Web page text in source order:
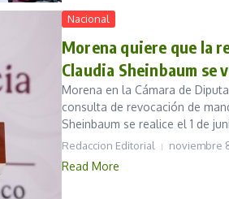
Nacional
Morena quiere que la
Claudia Sheinbaum se
Morena en la Cámara de
consulta de revocación de
Sheinbaum se realice el 1 de
Redaccion Editorial noviembre
Read More